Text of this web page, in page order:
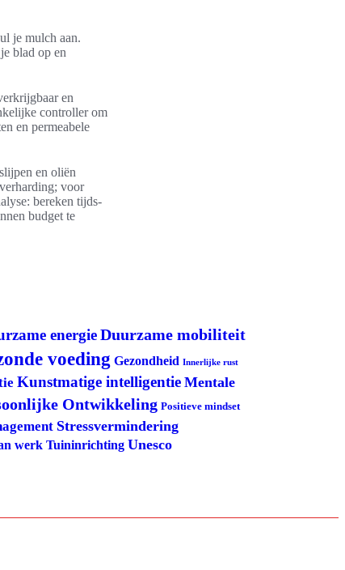
je mulch aan.
blad op en
en
controller om
en permeabele
en oliën
voor
bereken tijds-
budget te
energieDuurzame mobiliteit
voeding Gezondheid Innerlijke rust
Kunstmatige intelligentie Mentale
Ontwikkeling Positieve mindset
Stressvermindering
werk Tuininrichting Unesco